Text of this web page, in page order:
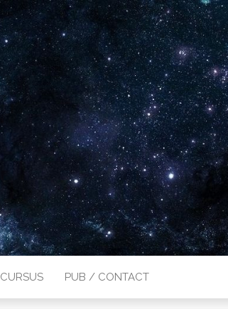
CURSUS PUB / CONTACT